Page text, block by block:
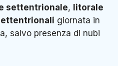
settentrionale, litorale
giornata in
salvo presenza di nubi